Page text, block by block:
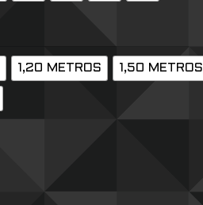
1,20 METROS 1,50 METROS